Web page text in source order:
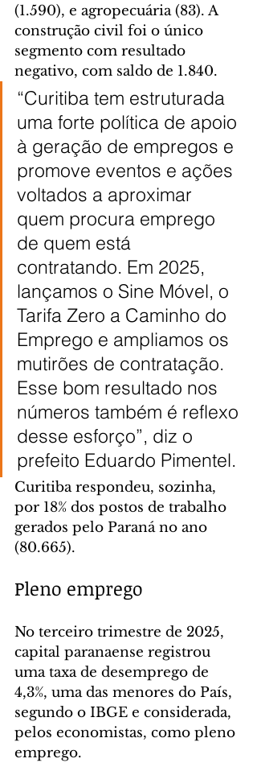
(1.590), e agropecuária (83). A
construção civil foi o único
segmento com resultado
negativo, com saldo de 1.840.
“Curitiba tem estruturada
uma forte política de apoio
à geração de empregos e
promove eventos e ações
voltados a aproximar
quem procura emprego
de quem está
contratando. Em 2025,
lançamos o Sine Móvel, o
Tarifa Zero a Caminho do
Emprego e ampliamos os
mutirões de contratação.
Esse bom resultado nos
números também é reflexo
desse esforço”, diz o
prefeito Eduardo Pimentel.
Curitiba respondeu, sozinha,
por 18% dos postos de trabalho
gerados pelo Paraná no ano
(80.665).
Pleno emprego
No terceiro trimestre de 2025,
capital paranaense registrou
uma taxa de desemprego de
4,3%, uma das menores do País,
segundo o IBGE e considerada,
pelos economistas, como pleno
emprego.